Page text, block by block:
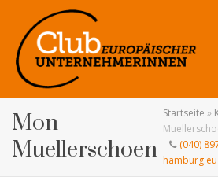
Mon
Muellerschoen
Startseite »
(040)
hamburg.eu